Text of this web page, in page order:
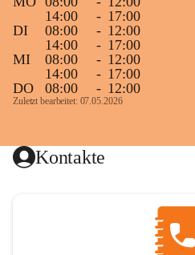
14:00
- 17:00
DI
08:00 - 12:00
14:00
- 17:00
MI
08:00 - 12:00
14:00
- 17:00
DO
08:00 - 12:00
Zuletzt bearbeitet: 07.05.2026
Kontakte